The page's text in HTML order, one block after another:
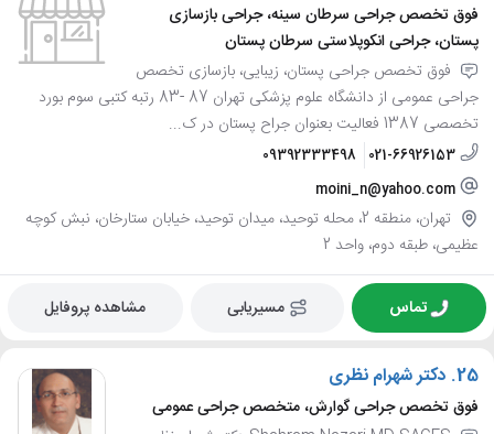
فوق تخصص جراحی سرطان سینه، جراحی بازسازی
پستان، جراحی انکوپلاستی سرطان پستان
فوق تخصص جراحی پستان، زیبایی، بازسازی تخصص
جراحی عمومی از دانشگاه علوم پزشکی تهران 87 -83 رتبه کتبی سوم بورد
تخصصی 1387 فعالیت بعنوان جراح پستان در ک...
021-66926153
09392333498
moini_n@yahoo.com
تهران، منطقه 2، محله توحید، میدان توحید، خیابان ستارخان، نبش کوچه
عظیمی، طبقه دوم، واحد 2
تماس مسیریابی مشاهده پروفایل
25. دکتر شهرام نظری
فوق تخصص جراحی گوارش، متخصص جراحی عمومی